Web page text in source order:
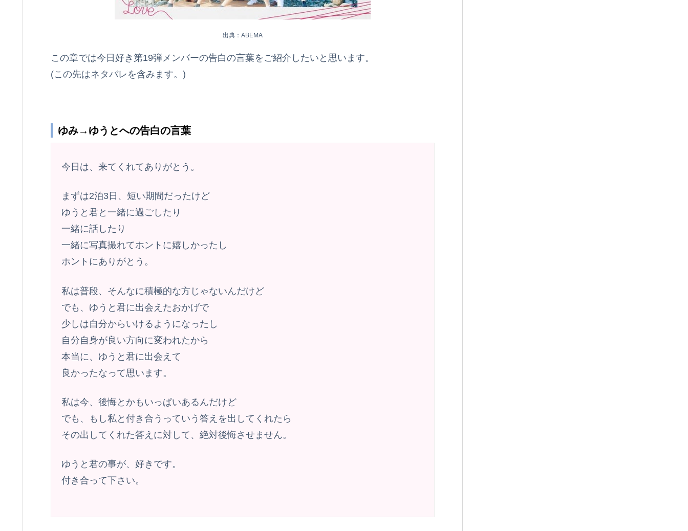
出典：ABEMA
この章では今日好き第19弾メンバーの告白の言葉をご紹介したいと思います。
(この先はネタバレを含みます。)
ゆみ→ゆうとへの告白の言葉
今日は、来てくれてありがとう。
まずは2泊3日、短い期間だったけど
ゆうと君と一緒に過ごしたり
一緒に話したり
一緒に写真撮れてホントに嬉しかったし
ホントにありがとう。
私は普段、そんなに積極的な方じゃないんだけど
でも、ゆうと君に出会えたおかげで
少しは自分からいけるようになったし
自分自身が良い方向に変われたから
本当に、ゆうと君に出会えて
良かったなって思います。
私は今、後悔とかもいっぱいあるんだけど
でも、もし私と付き合うっていう答えを出してくれたら
その出してくれた答えに対して、絶対後悔させません。
ゆうと君の事が、好きです。
付き合って下さい。